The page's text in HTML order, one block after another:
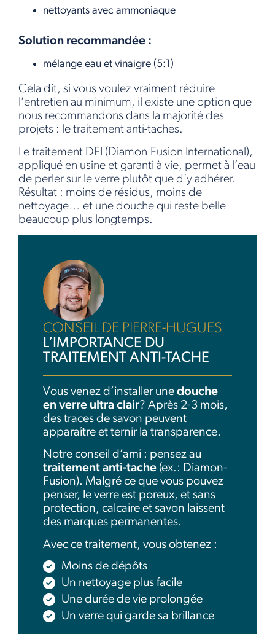
nettoyants avec ammoniaque
Solution recommandée :
mélange eau et vinaigre (5:1)
Cela dit, si vous voulez vraiment réduire
l’entretien au minimum, il existe une option que
nous recommandons dans la majorité des
projets : le traitement anti-taches.
Le traitement DFI (Diamon-Fusion International),
appliqué en usine et garanti à vie, permet à l’eau
de perler sur le verre plutôt que d’y adhérer.
Résultat : moins de résidus, moins de
nettoyage… et une douche qui reste belle
beaucoup plus longtemps.
CONSEIL DE PIERRE-HUGUES
L’IMPORTANCE DU
TRAITEMENT ANTI-TACHE
Vous venez d’installer une douche
en verre ultra clair? Après 2-3 mois,
des traces de savon peuvent
apparaître et ternir la transparence.
Notre conseil d’ami : pensez au
traitement anti-tache (ex.: Diamon-
Fusion). Malgré ce que vous pouvez
penser, le verre est poreux, et sans
protection, calcaire et savon laissent
des marques permanentes.
Avec ce traitement, vous obtenez :
Moins de dépôts
Un nettoyage plus facile
Une durée de vie prolongée
Un verre qui garde sa brillance